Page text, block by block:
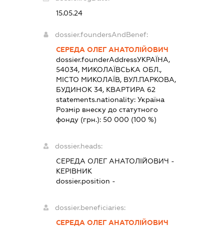
15.05.24
dossier.foundersAndBenef:
СЕРЕДА ОЛЕГ АНАТОЛІЙОВИЧ
dossier.founderAddressУКРАЇНА,
54034, МИКОЛАЇВСЬКА ОБЛ.,
МІСТО МИКОЛАЇВ, ВУЛ.ПАРКОВА,
БУДИНОК 34, КВАРТИРА 62
statements.nationality: Україна
Розмір внеску до статутного
фонду (грн.): 50 000 (100 %)
dossier.heads:
СЕРЕДА ОЛЕГ АНАТОЛІЙОВИЧ -
КЕРІВНИК
dossier.position -
dossier.beneficiaries:
СЕРЕДА ОЛЕГ АНАТОЛІЙОВИЧ